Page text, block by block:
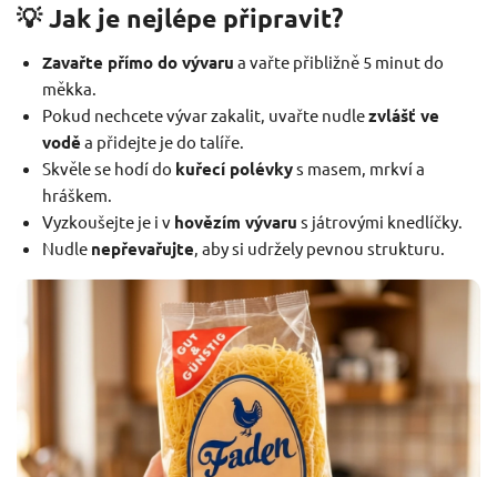
💡 Jak je nejlépe připravit?
Zavařte přímo do vývaru a vařte přibližně 5 minut do
měkka.
Pokud nechcete vývar zakalit, uvařte nudlezvlášť ve
vodě a přidejte je do talíře.
Skvěle se hodí do kuřecí polévkys masem, mrkví a
hráškem.
Vyzkoušejte je i v hovězím vývaru s játrovými knedlíčky.
Nudle nepřevařujte, aby si udržely pevnou strukturu.